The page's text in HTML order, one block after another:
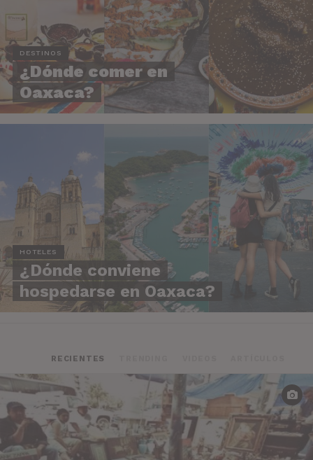
DESTINOS
¿Dónde comer en
Oaxaca?
HOTELES
¿Dónde conviene
hospedarse en Oaxaca?
RECIENTES